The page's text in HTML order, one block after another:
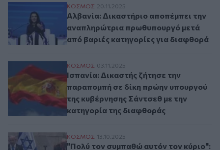
Αλβανία: Δικαστήριο αποπέμπει την
ΚΟΣΜΟΣ 20.11.2025
Αλβανία: Δικαστήριο αποπέμπει την
αναπληρώτρια πρωθυπουργό μετά
από βαριές κατηγορίες για διαφθορά
Ισπανία: Δικαστής ζήτησε την
ΚΟΣΜΟΣ 03.11.2025
Ισπανία: Δικαστής ζήτησε την
παραπομπή σε δίκη πρώην υπουργού
της κυβέρνησης Σάντσεθ με την
κατηγορία της διαφθοράς
"Πολύ τον συμπαθώ αυτόν τον κύριο": Ο
ΚΟΣΜΟΣ 13.10.2025
"Πολύ τον συμπαθώ αυτόν τον κύριο":